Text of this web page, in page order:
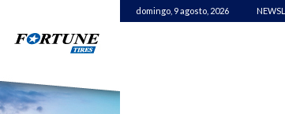
domingo, 9 agosto, 2026